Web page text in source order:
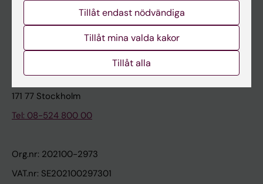
Karolinska Institutet Innovation
Kontakta presstjänsten
Karolinska Institutet
171 77 Stockholm
Tel: 08-524 800 00
Org.nr: 202100-2973
VAT.nr: SE202100297301
Tillåt endast nödvändiga
Tillåt mina valda kakor
Tillåt alla